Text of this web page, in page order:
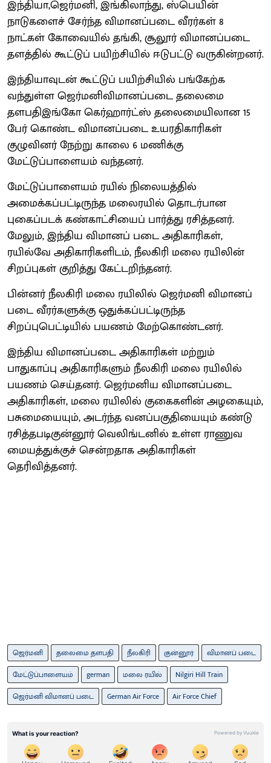
இந்தியா,ஜெர்மனி, இங்கிலாந்து, ஸ்பெயின்
நாடுகளைச் சேர்ந்த விமானப்படை வீரர்கள் 8
நாட்கள் கோவையில் தங்கி, சூலூர் விமானப்படை
தளத்தில் கூட்டுப் பயிற்சியில் ஈடுபட்டு வருகின்றனர்.
இந்தியாவுடன் கூட்டுப் பயிற்சியில் பங்கேற்க
வந்துள்ள ஜெர்மனிவிமானப்படை தலைமை
தளபதிஇங்கோ கெர்ஹார்ட்ஸ் தலைமையிலான 15
பேர் கொண்ட விமானப்படை உயரதிகாரிகள்
குழுவினர் நேற்று காலை 6 மணிக்கு
மேட்டுப்பாளையம் வந்தனர்.
மேட்டுப்பாளையம் ரயில் நிலையத்தில்
அமைக்கப்பட்டிருந்த மலைரயில் தொடர்பான
புகைப்படக் கண்காட்சியைப் பார்த்து ரசித்தனர்.
மேலும், இந்திய விமானப் படை அதிகாரிகள்,
ரயில்வே அதிகாரிகளிடம், நீலகிரி மலை ரயிலின்
சிறப்புகள் குறித்து கேட்டறிந்தனர்.
பின்னர் நீலகிரி மலை ரயிலில் ஜெர்மனி விமானப்
படை வீரர்களுக்கு ஒதுக்கப்பட்டிருந்த
சிறப்புபெட்டியில் பயணம் மேற்கொண்டனர்.
இந்திய விமானப்படை அதிகாரிகள் மற்றும்
பாதுகாப்பு அதிகாரிகளும் நீலகிரி மலை ரயிலில்
பயணம் செய்தனர். ஜெர்மனிய விமானப்படை
அதிகாரிகள், மலை ரயிலில் குகைகளின் அழகையும்,
பசுமையையும், அடர்ந்த வனப்பகுதியையும் கண்டு
ரசித்தபடிகுன்னூர் வெலிங்டனில் உள்ள ராணுவ
மையத்துக்குச் சென்றதாக அதிகாரிகள்
தெரிவித்தனர்.
ஜெர்மனி தலைமை தளபதி நீலகிரி குன்னூர்
விமானப் படை
மேட்டுப்பாளையம்
german மலை ரயில்
Nilgiri Hill Train
ஜெர்மனி விமானப் படை
German Air Force Air Force Chief